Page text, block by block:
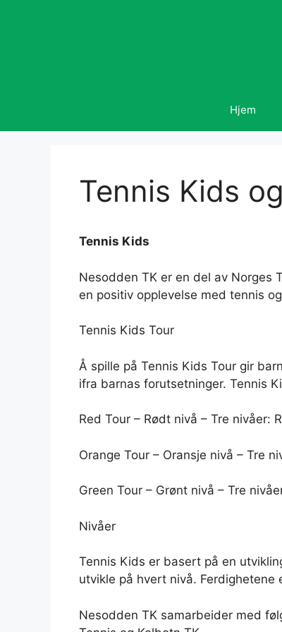
Hjem
Tennis Kids
Tennis Kids
Nesodden TK er en del av Norges
en positiv opplevelse med tennis
Tennis Kids Tour
Å spille på Tennis Kids Tour gir
ifra barnas forutsetninger. Tennis
Red Tour – Rødt nivå – Tre nivåer:
Orange Tour – Oransje nivå – Tre
Green Tour – Grønt nivå – Tre
Nivåer
Tennis Kids er basert på en
utvikle på hvert nivå. Ferdighetene
Nesodden TK samarbeider med